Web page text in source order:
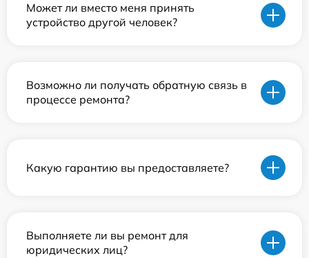
Может ли вместо меня принять
устройство другой человек?
Возможно ли получать обратную связь в
процессе ремонта?
Какую гарантию вы предоставляете?
Выполняете ли вы ремонт для
юридических лиц?